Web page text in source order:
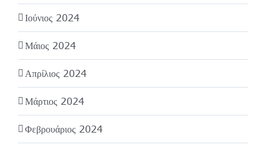
Ιούνιος 2024
Μάιος 2024
Απρίλιος 2024
Μάρτιος 2024
Φεβρουάριος 2024